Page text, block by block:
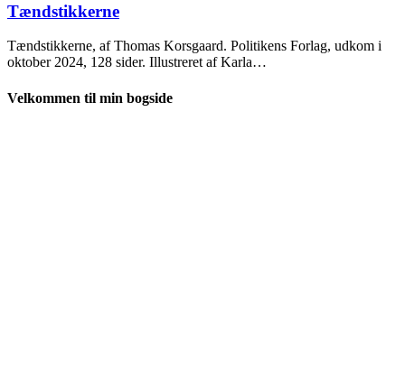
Tændstikkerne
Tændstikkerne, af Thomas Korsgaard. Politikens Forlag, udkom i
oktober 2024, 128 sider. Illustreret af Karla…
Velkommen til min bogside